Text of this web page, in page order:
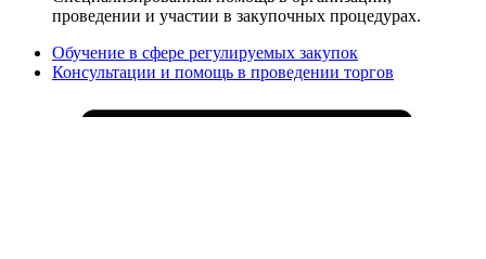
проведении и участии в закупочных процедурах.
Обучение в сфере регулируемых закупок
Консультации и помощь в проведении торгов